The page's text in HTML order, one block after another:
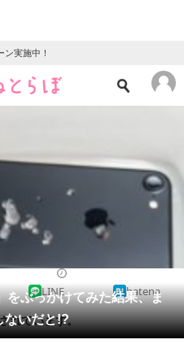
実施中！
クイズ
地域
教育・育児
ぶっかけてみた結果、ま
いだと!?
LINE hatena
れています。